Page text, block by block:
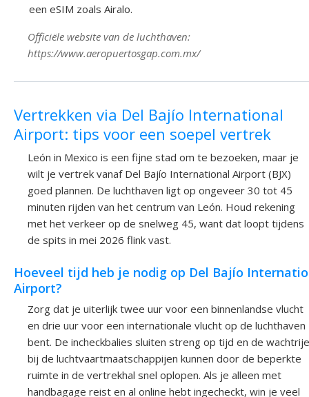
een eSIM zoals Airalo.
Officiële website van de luchthaven:
https://www.aeropuertosgap.com.mx/
Vertrekken via Del Bajío International
Airport: tips voor een soepel vertrek
León in Mexico is een fijne stad om te bezoeken, maar je
wilt je vertrek vanaf Del Bajío International Airport (BJX)
goed plannen. De luchthaven ligt op ongeveer 30 tot 45
minuten rijden van het centrum van León. Houd rekening
met het verkeer op de snelweg 45, want dat loopt tijdens
de spits in mei 2026 flink vast.
Hoeveel tijd heb je nodig op Del Bajío
Airport?
Zorg dat je uiterlijk twee uur voor een binnenlandse vlucht
en drie uur voor een internationale vlucht op de luchthaven
bent. De incheckbalies sluiten streng op tijd en de
bij de luchtvaartmaatschappijen kunnen door de beperkte
ruimte in de vertrekhal snel oplopen. Als je alleen met
handbagage reist en al online hebt ingecheckt, win je veel